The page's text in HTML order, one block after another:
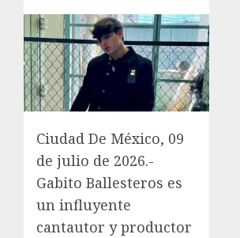
Ciudad De México, 09
de julio de 2026.-
Gabito Ballesteros es
un influyente
cantautor y productor